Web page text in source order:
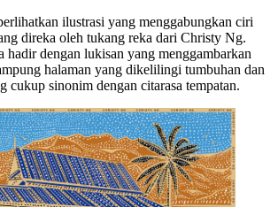
ilustrasi yang menggabungkan ciri
direka oleh tukang reka dari Christy Ng.
dengan lukisan yang menggambarkan
halaman yang dikelilingi tumbuhan dan
cukup sinonim dengan citarasa tempatan.